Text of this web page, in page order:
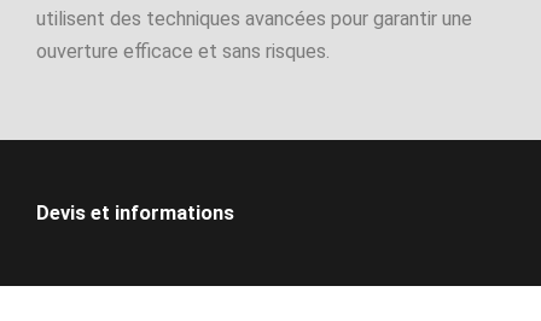
utilisent des techniques avancées pour garantir une
ouverture efficace et sans risques.
Devis et informations